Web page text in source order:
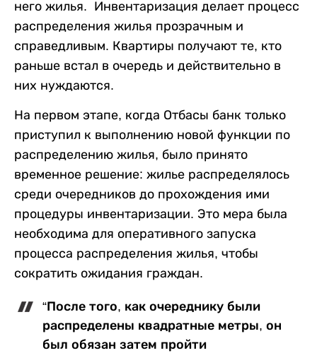
него жилья. Инвентаризация делает процесс
распределения жилья прозрачным и
справедливым. Квартиры получают те, кто
раньше встал в очередь и действительно в
них нуждаются.
На первом этапе, когда Отбасы банк только
приступил к выполнению новой функции по
распределению жилья, было принято
временное решение: жилье распределялось
среди очередников до прохождения ими
процедуры инвентаризации. Это мера была
необходима для оперативного запуска
процесса распределения жилья, чтобы
сократить ожидания граждан.
“После того, как очереднику были
распределены квадратные метры, он
был обязан затем пройти